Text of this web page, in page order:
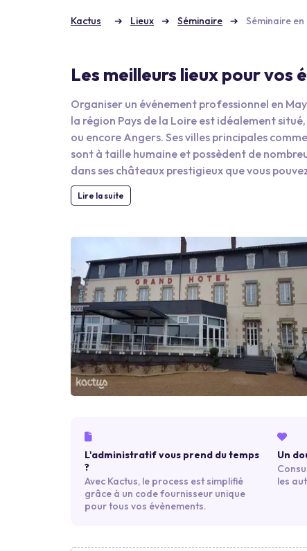
Kactus Lieux Séminaire Séminaire
Les meilleurs lieux pour vos
Organiser un événement professionnel en
la région Pays de la Loire est idéalement
ou encore Angers. Ses villes principales
sont à taille humaine et possèdent de
dans ses châteaux prestigieux que vous
recherche de lieux hors des sentiers battus
satisfaire.
Lire la suite
L'administratif vous prend du temps
?
Avec Kactus, le process est simplifié
grâce à un code fournisseur unique
pour tous vos évènements.
Un
les